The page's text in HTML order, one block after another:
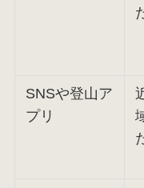
SNSや登山ア
プリ